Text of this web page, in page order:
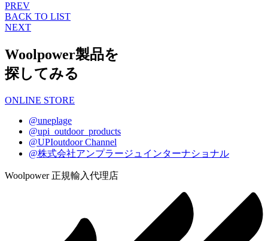
PREV
BACK TO LIST
NEXT
Woolpower製品を
探してみる
ONLINE STORE
@uneplage
@upi_outdoor_products
@UPIoutdoor Channel
@株式会社アンプラージュインターナショナル
Woolpower 正規輸入代理店